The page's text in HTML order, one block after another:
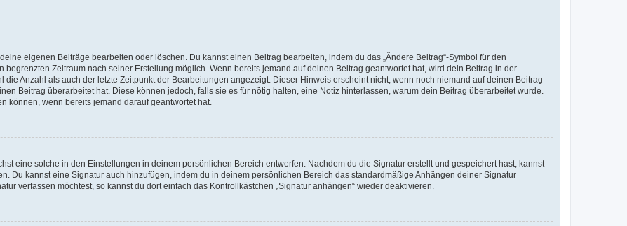
eigenen Beiträge bearbeiten oder löschen. Du kannst einen Beitrag bearbeiten, indem du das „Ändere Beitrag“-Symbol für den
Zeitraum nach seiner Erstellung möglich. Wenn bereits jemand auf deinen Beitrag geantwortet hat, wird dein Beitrag in der
Anzahl als auch der letzte Zeitpunkt der Bearbeitungen angezeigt. Dieser Hinweis erscheint nicht, wenn noch niemand auf deinen Beitrag
Beitrag überarbeitet hat. Diese können jedoch, falls sie es für nötig halten, eine Notiz hinterlassen, warum dein Beitrag überarbeitet wurde.
können, wenn bereits jemand darauf geantwortet hat.
eine solche in den Einstellungen in deinem persönlichen Bereich entwerfen. Nachdem du die Signatur erstellt und gespeichert hast, kannst
Du kannst eine Signatur auch hinzufügen, indem du in deinem persönlichen Bereich das standardmäßige Anhängen deiner Signatur
verfassen möchtest, so kannst du dort einfach das Kontrollkästchen „Signatur anhängen“ wieder deaktivieren.